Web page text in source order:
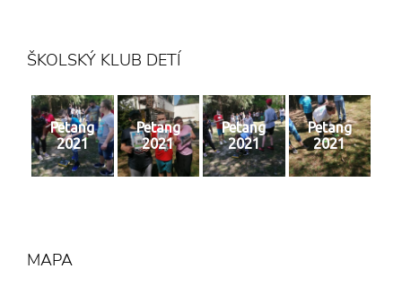
ŠKOLSKÝ KLUB DETÍ
Petang
2021
Petang
2021
Petang
2021
Petang
2021
MAPA